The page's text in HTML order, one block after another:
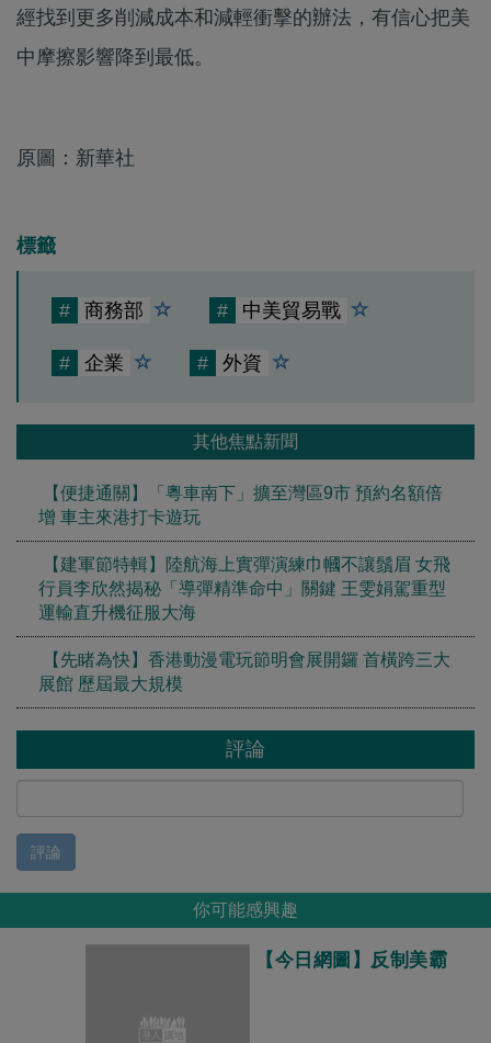
經找到更多削減成本和減輕衝擊的辦法，有信心把美
中摩擦影響降到最低。
原圖：新華社
標籤
# 商務部 # 中美貿易戰
# 企業 # 外資
其他焦點新聞
【便捷通關】「粵車南下」擴至灣區9市 預約名額倍
增 車主來港打卡遊玩
【建軍節特輯】陸航海上實彈演練巾幗不讓鬚眉 女飛
行員李欣然揭秘「導彈精準命中」關鍵 王雯娟駕重型
運輸直升機征服大海
【先睹為快】香港動漫電玩節明會展開鑼 首橫跨三大
展館 歷屆最大規模
評論
評論
你可能感興趣
【今日網圖】反制美霸